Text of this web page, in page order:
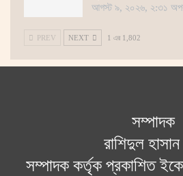
আগস্ট ৯, ২০২৬, ২:৩১
PREV NEXT 1 এর 1,802
সম্পাদক
রাশিদুল
সম্পাদক কর্তৃক প্রকাশিত